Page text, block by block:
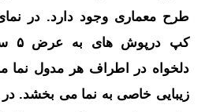
طرح معماری وجود دارد. در
دلخواه در اطراف هر مدول نما
زیبایی خاصی به نما می بخشد. در